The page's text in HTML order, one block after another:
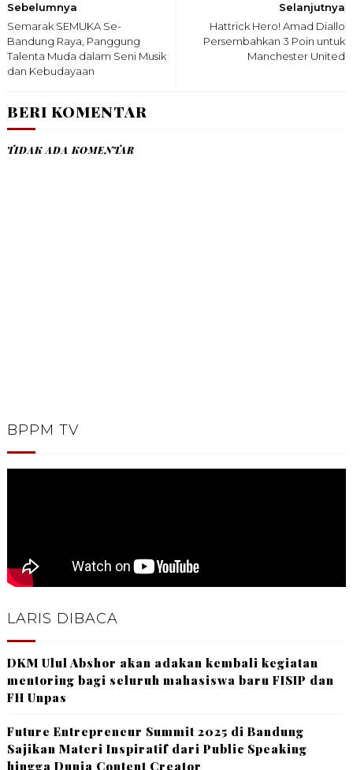
Selanjutnya
Hattrick Hero! Amad Diallo
Persembahkan 3 Poin untuk
Manchester United
Sebelumnya
Semarak SEMUKA Se-
Bandung Raya, Panggung
Talenta Muda dalam Seni Musik
dan Kebudayaan
BERI KOMENTAR
TIDAK ADA KOMENTAR
BPPM TV
LARIS DIBACA
DKM Ulul Abshor akan adakan kembali kegiatan
mentoring bagi seluruh mahasiswa baru FISIP dan
FH Unpas
Future Entrepreneur Summit 2025 di Bandung
Sajikan Materi Inspiratif dari Public Speaking
hingga Dunia Content Creator